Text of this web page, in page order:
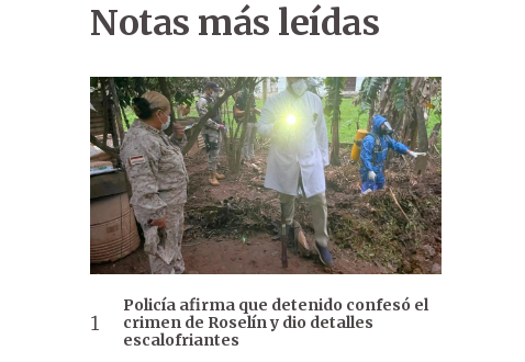
Notas más leídas
Policía afirma que detenido confesó el
crimen de Roselín y dio detalles
escalofriantes